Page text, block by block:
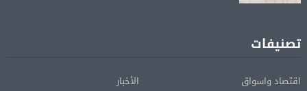
تصنيفات
اقتصاد واسواق
الأخبار